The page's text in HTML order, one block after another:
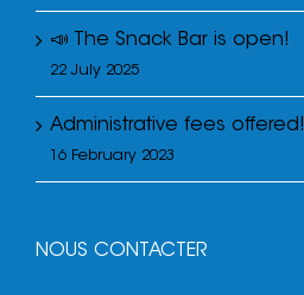
📣 The Snack Bar is open!
22 July 2025
Administrative fees offered!
16 February 2023
NOUS CONTACTER